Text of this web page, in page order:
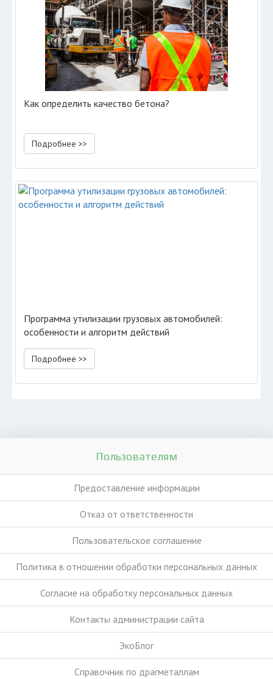
Как определить качество бетона?
Подробнее >>
Программа утилизации грузовых автомобилей:
особенности и алгоритм действий
Подробнее >>
Пользователям
Предоставление информации
Отказ от ответственности
Пользовательское соглашение
Политика в отношении обработки персональных данных
Согласие на обработку персональных данных
Контакты администрации сайта
ЭкоБлог
Справочник по драгметаллам